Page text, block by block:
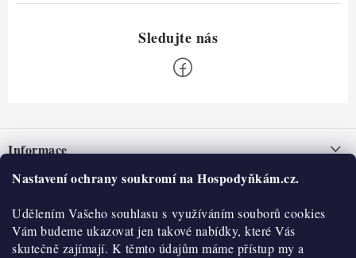
Nastavení ochrany soukromí na Hospodyňkám.cz.
Udělením Vašeho souhlasu s využíváním souborů cookies
Vám budeme ukazovat jen takové nabídky, které Vás
skutečně zajímají. K těmto údajům máme přístup my a
pInformace
Nepřevzetí zásilky na dobírku
Obchodní podmínky
Hodnocení obchodu
O nás
Historie
O nákupu